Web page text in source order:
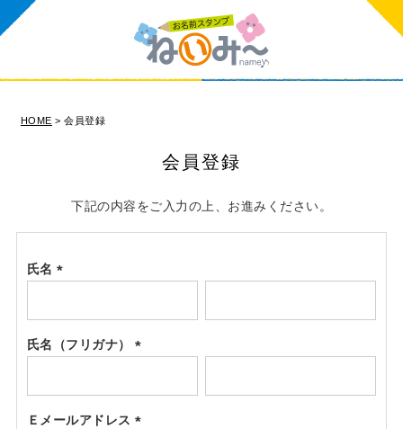
HOME 会員登録
会員登録
下記の内容をご入力の上、お進みください。
氏名
須)
氏名（フリガナ）
須)
Ｅメールアドレス